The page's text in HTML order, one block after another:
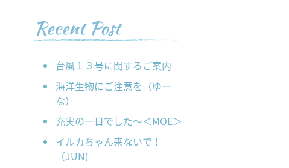
Recent Post
台風１３号に関するご案内
海洋生物にご注意を（ゆー
な）
充実の一日でした～＜MOE＞
イルカちゃん来ないで！
（JUN)